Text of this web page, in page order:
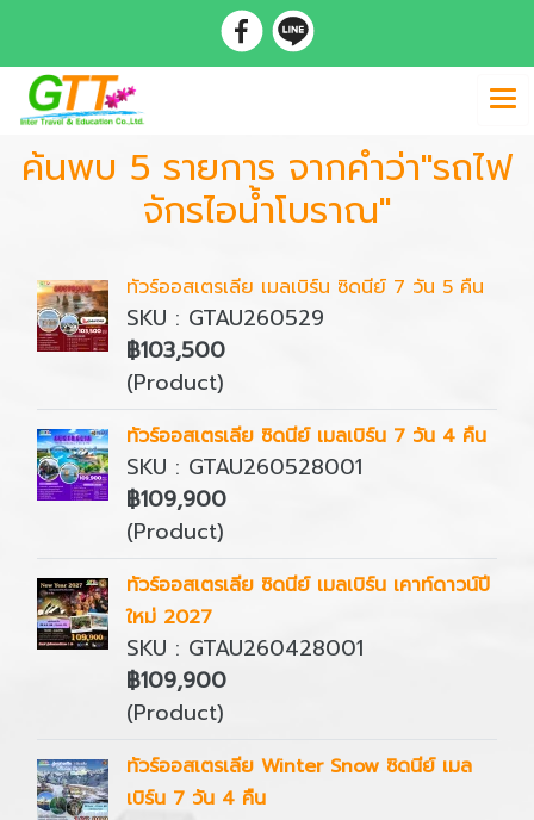
ค้นพบ 5 รายการ จากคำว่า"รถไฟ
จักรไอน้ำโบราณ"
ทัวร์ออสเตรเลีย เมลเบิร์น ซิดนีย์ 7 วัน 5 คืน
SKU : GTAU260529
฿103,500
(Product)
ทัวร์ออสเตรเลีย ซิดนีย์ เมลเบิร์น 7 วัน 4 คืน
SKU : GTAU260528001
฿109,900
(Product)
ทัวร์ออสเตรเลีย ซิดนีย์ เมลเบิร์น เคาท์ดาวน์ปี
ใหม่ 2027
SKU : GTAU260428001
฿109,900
(Product)
ทัวร์ออสเตรเลีย Winter Snow ซิดนีย์ เมล
เบิร์น 7 วัน 4 คืน